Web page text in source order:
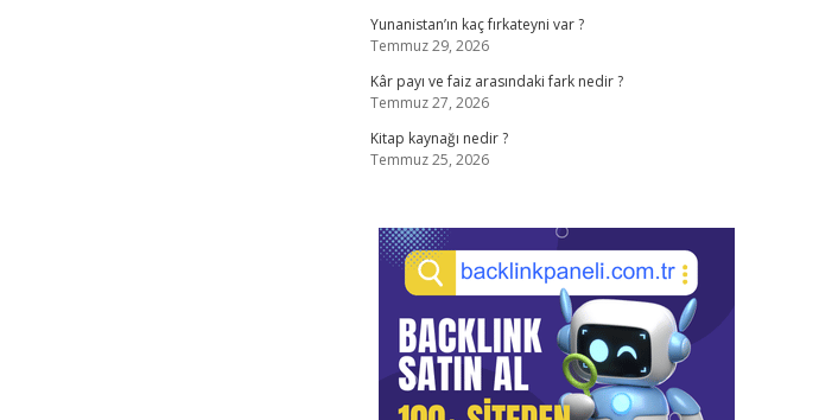
Yunanistan’ın kaç fırkateyni var ?
Temmuz 29, 2026
Kâr payı ve faiz arasındaki fark nedir ?
Temmuz 27, 2026
Kitap kaynağı nedir ?
Temmuz 25, 2026